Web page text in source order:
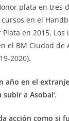
plata en tres
en el
en 2015.
BM Ciudad de
2020).
año en el
a Asobal‘.
acción como si